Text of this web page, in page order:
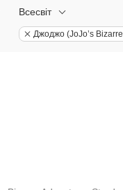
Всесвіт
Джоджо (JoJo’s